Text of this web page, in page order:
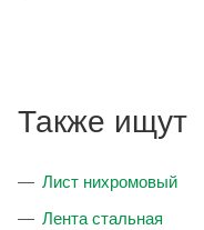
Также ищут
Лист нихромовый
Лента стальная